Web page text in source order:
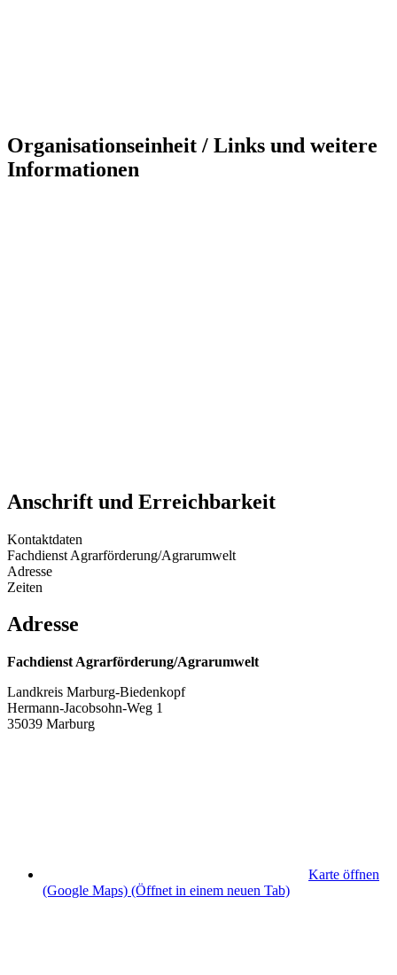
Organisationseinheit / Links und weitere
Informationen
Anschrift und Erreichbarkeit
Kontaktdaten
Fachdienst Agrarförderung/Agrarumwelt
Adresse
Zeiten
Adresse
Fachdienst Agrarförderung/Agrarumwelt
Landkreis Marburg-Biedenkopf
Hermann-Jacobsohn-Weg 1
35039 Marburg
Karte öffnen
(Google Maps) (Öffnet in einem neuen Tab)